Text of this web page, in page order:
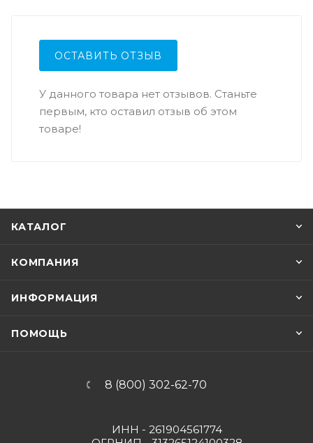
ОСТАВИТЬ ОТЗЫВ
У данного товара нет отзывов. Станьте
первым, кто оставил отзыв об этом
товаре!
КАТАЛОГ
КОМПАНИЯ
ИНФОРМАЦИЯ
ПОМОЩЬ
8 (800) 302-62-70
ИНН - 261904561774